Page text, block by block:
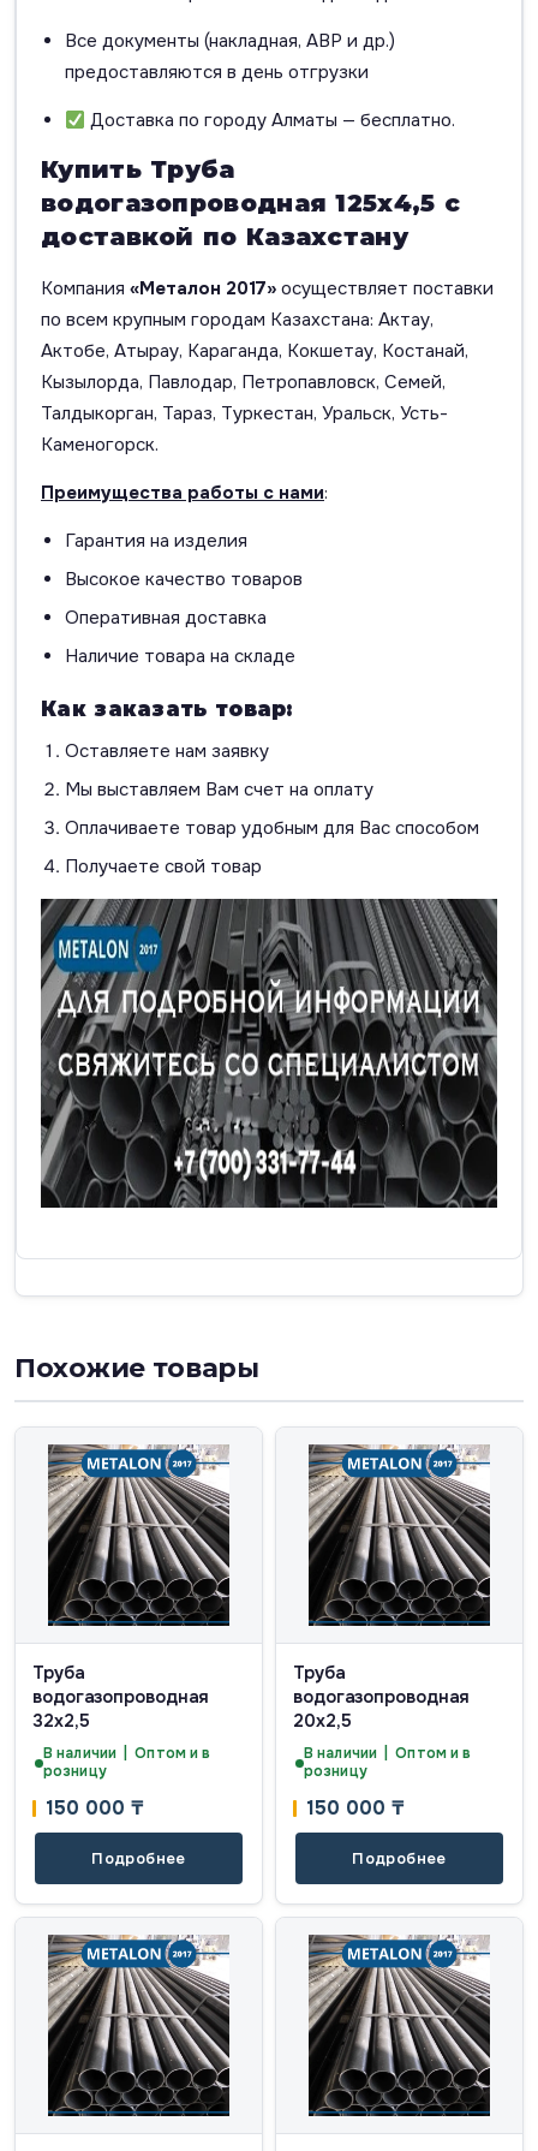
Все документы (накладная, АВР и др.)
предоставляются в день отгрузки
Доставка по городу Алматы — бесплатно.
Купить Труба
водогазопроводная 125х4,5 с
доставкой по Казахстану
Компания «Металон 2017» осуществляет поставки
по всем крупным городам Казахстана: Актау,
Актобе, Атырау, Караганда, Кокшетау, Костанай,
Кызылорда, Павлодар, Петропавловск, Семей,
Талдыкорган, Тараз, Туркестан, Уральск, Усть-
Каменогорск.
Преимущества работы с нами:
Гарантия на изделия
Высокое качество товаров
Оперативная доставка
Наличие товара на складе
Как заказать товар:
Оставляете нам заявку
Мы выставляем Вам счет на оплату
Оплачиваете товар удобным для Вас способом
Получаете свой товар
Похожие товары
Труба
водогазопроводная
32х2,5
В наличии | Оптом и в
розницу
150 000 ₸
Подробнее
Труба
водогазопроводная
20х2,5
В наличии | Оптом и в
розницу
150 000 ₸
Подробнее